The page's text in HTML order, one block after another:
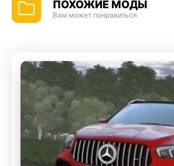
ПОХОЖИЕ МОДЫ
Вам может понравиться